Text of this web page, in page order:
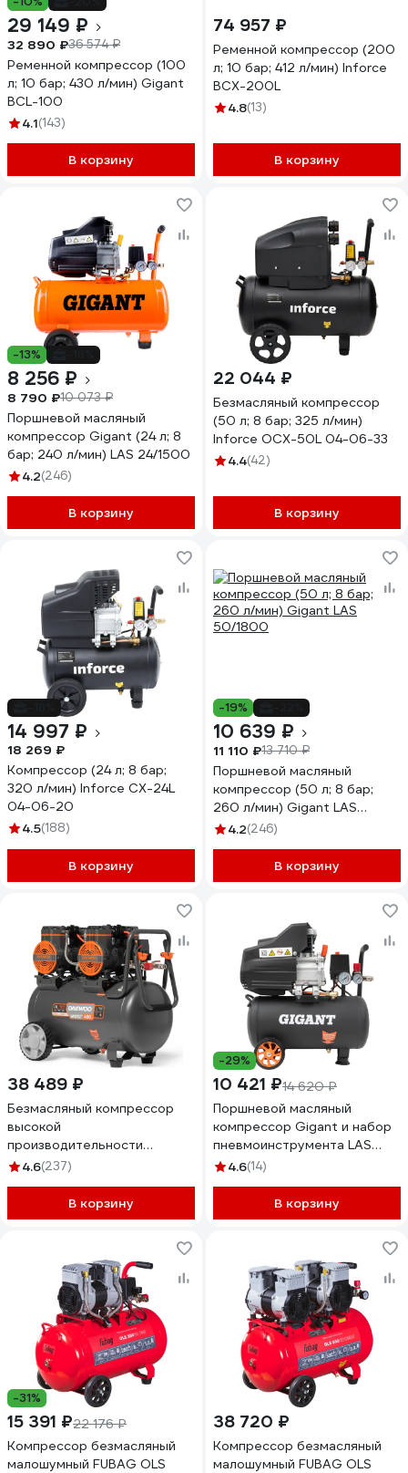
29 149 ₽
32 890 ₽36 574 ₽
Ременной компрессор (100
л; 10 бар; 430 л/мин) Gigant
BCL-100
4.1(143)
В корзину
74 957 ₽
Ременной компрессор (200
л; 10 бар; 412 л/мин) Inforce
BCX-200L
4.8(13)
В корзину
-13%
8 256 ₽
8 790 ₽10 073 ₽
Поршневой масляный
компрессор Gigant (24 л; 8
бар; 240 л/мин) LAS 24/1500
4.2(246)
В корзину
22 044 ₽
Безмасляный компрессор
(50 л; 8 бар; 325 л/мин)
Inforce OCX-50L 04-06-33
4.4(42)
В корзину
14 997 ₽
18 269 ₽
Компрессор (24 л; 8 бар;
320 л/мин) Inforce CX-24L
04-06-20
4.5(188)
В корзину
-19%
10 639 ₽
11 110 ₽13 710 ₽
Поршневой масляный
компрессор (50 л; 8 бар;
260 л/мин) Gigant LAS
50/1800
4.2(246)
В корзину
38 489 ₽
Безмасляный компрессор
высокой
производительности
DAEWOO DAC 480 S
4.6(237)
В корзину
-29%
10 421 ₽14 620 ₽
Поршневой масляный
компрессор Gigant и набор
пневмоинструмента LAS
24/1500K
4.6(14)
В корзину
-31%
15 391 ₽22 176 ₽
Компрессор безмасляный
малошумный FUBAG OLS
38 720 ₽
Компрессор безмасляный
малошумный FUBAG OLS